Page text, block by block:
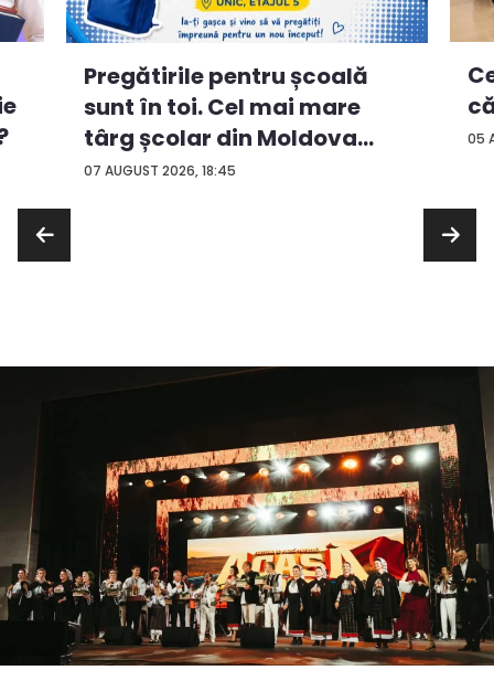
07 AUGUST 2026, 18:45
Pregătirile pentru școală
sunt în toi. Cel mai mare
târg școlar din Moldova
con...
05